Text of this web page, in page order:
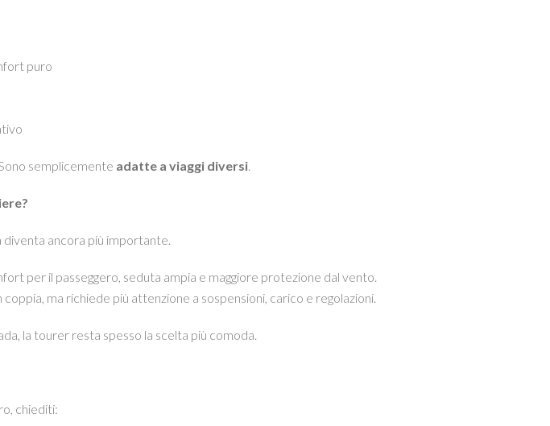
puro
semplicemente adatte a viaggi diversi.
diventa ancora più importante.
per il passeggero, seduta ampia e maggiore protezione dal vento.
coppia, ma richiede più attenzione a sospensioni, carico e regolazioni.
la tourer resta spesso la scelta più comoda.
chiediti: